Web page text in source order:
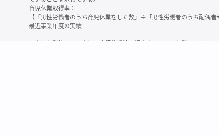
育児休業取得率：
【「男性労働者のうち育児休業をした数」÷「男性労働者のうち配偶
最近事業年度の実績
※育児休業等とは、育児・介護休業法に規定する以下の休業のこと